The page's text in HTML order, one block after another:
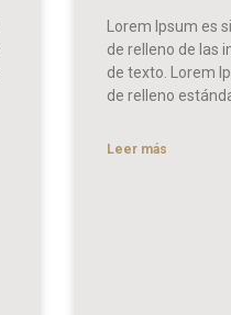
Lorem Ipsum es
de relleno de las
de texto. Lorem
de relleno
Leer más